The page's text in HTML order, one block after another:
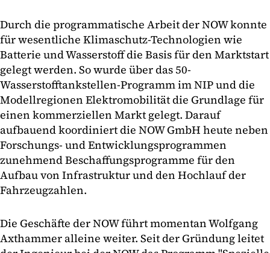
Durch die programmatische Arbeit der NOW konnte
für wesentliche Klimaschutz-Technologien wie
Batterie und Wasserstoff die Basis für den Marktstart
gelegt werden. So wurde über das 50-
Wasserstofftankstellen-Programm im NIP und die
Modellregionen Elektromobilität die Grundlage für
einen kommerziellen Markt gelegt. Darauf
aufbauend koordiniert die NOW GmbH heute neben
Forschungs- und Entwicklungsprogrammen
zunehmend Beschaffungsprogramme für den
Aufbau von Infrastruktur und den Hochlauf der
Fahrzeugzahlen.
Die Geschäfte der NOW führt momentan Wolfgang
Axthammer alleine weiter. Seit der Gründung leitet